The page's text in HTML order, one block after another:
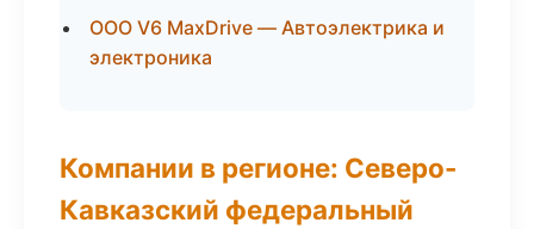
ООО V6 MaxDrive — Автоэлектрика и
электроника
Компании в регионе: Северо-
Кавказский федеральный